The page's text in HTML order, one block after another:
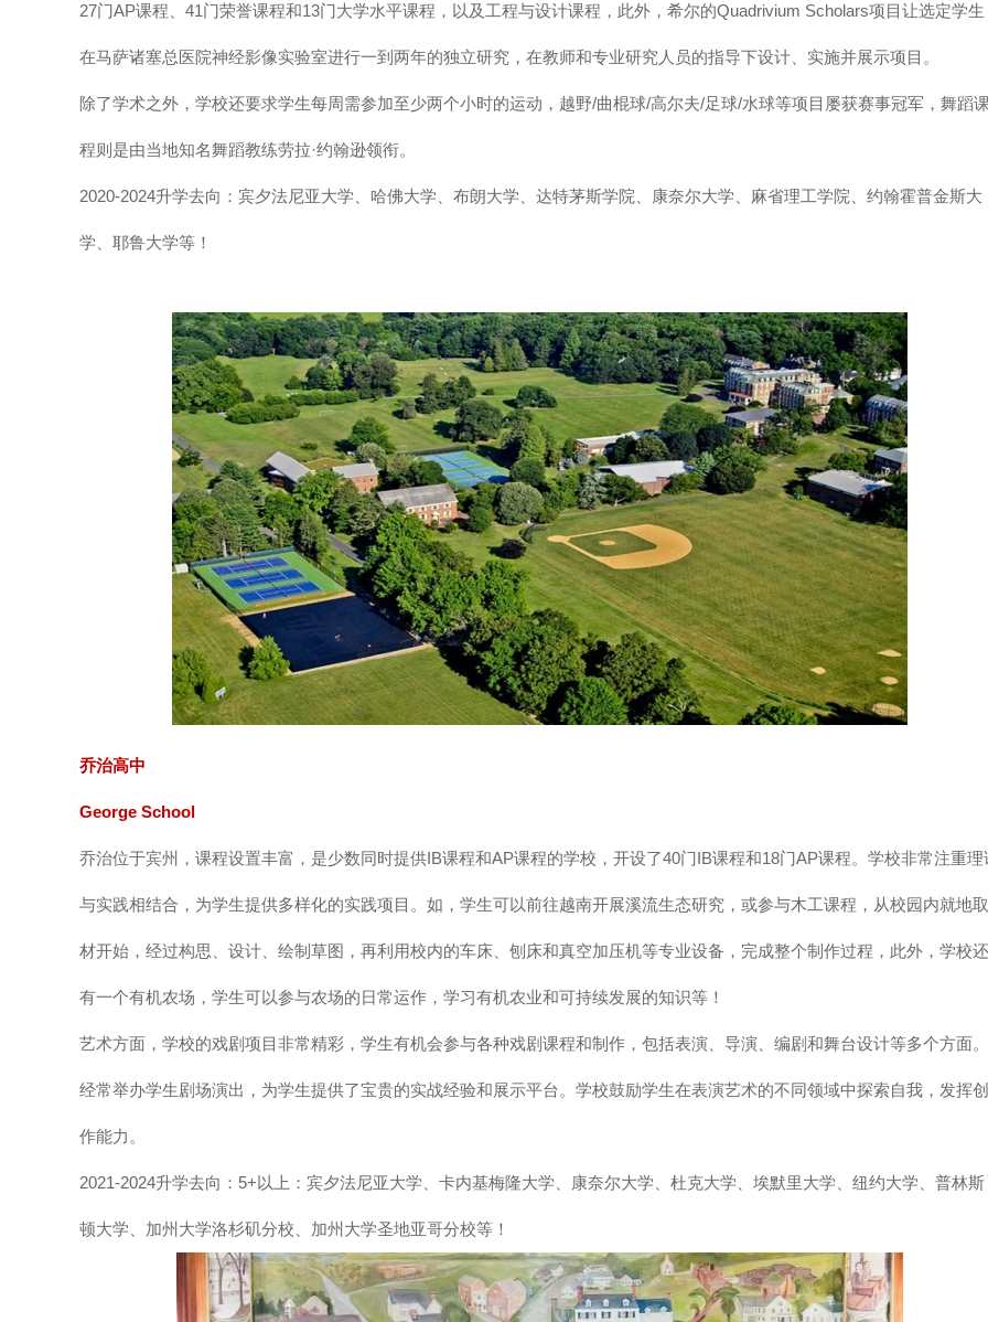
27门AP课程、41门荣誉课程和13门大学水平课程，以及工程与设计课程，此外，希尔的Quadrivium Scholars项目让选定学生
在马萨诸塞总医院神经影像实验室进行一到两年的独立研究，在教师和专业研究人员的指导下设计、实施并展示项目。
除了学术之外，学校还要求学生每周需参加至少两个小时的运动，越野/曲棍球/高尔夫/足球/水球等项目屡获赛事冠军，舞蹈
程则是由当地知名舞蹈教练劳拉·约翰逊领衔。
2020-2024升学去向：宾夕法尼亚大学、哈佛大学、布朗大学、达特茅斯学院、康奈尔大学、麻省理工学院、约翰霍普金斯大
学、耶鲁大学等！
乔治高中
George School
乔治位于宾州，课程设置丰富，是少数同时提供IB课程和AP课程的学校，开设了40门IB课程和18门AP课程。学校非常注重理
与实践相结合，为学生提供多样化的实践项目。如，学生可以前往越南开展溪流生态研究，或参与木工课程，从校园内就地取
材开始，经过构思、设计、绘制草图，再利用校内的车床、刨床和真空加压机等专业设备，完成整个制作过程，此外，学校还
有一个有机农场，学生可以参与农场的日常运作，学习有机农业和可持续发展的知识等！
艺术方面，学校的戏剧项目非常精彩，学生有机会参与各种戏剧课程和制作，包括表演、导演、编剧和舞台设计等多个方面。
经常举办学生剧场演出，为学生提供了宝贵的实战经验和展示平台。学校鼓励学生在表演艺术的不同领域中探索自我，发挥创
作能力。
2021-2024升学去向：5+以上：宾夕法尼亚大学、卡内基梅隆大学、康奈尔大学、杜克大学、埃默里大学、纽约大学、普林斯
顿大学、加州大学洛杉矶分校、加州大学圣地亚哥分校等！